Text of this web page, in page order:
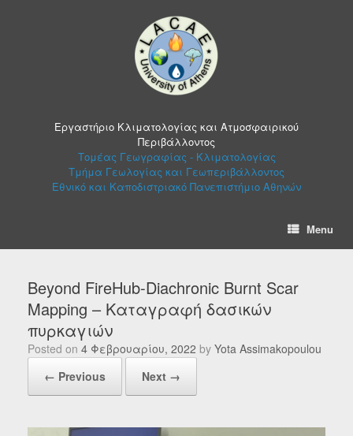
Εργαστήριο Κλιματολογίας και Ατμοσφαιρικού
Περιβάλλοντος
Τομέας Γεωγραφίας - Κλιματολογίας
Τμήμα Γεωλογίας και Γεωπεριβάλλοντος
Εθνικό και Καποδιστριακό Πανεπιστήμιο Αθηνών
Menu
Beyond FireHub-Diachronic Burnt Scar
Mapping – Καταγραφή δασικών
πυρκαγιών
Posted on 4 Φεβρουαρίου, 2022 by Yota Assimakopoulou
← Previous
Next →